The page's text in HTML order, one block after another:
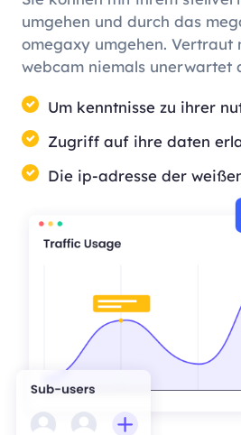
umgehen und durch das
omegaxy umgehen. Vertraut
webcam niemals unerwartet
Um kenntnisse zu ihrer
Zugriff auf ihre daten
Die ip-adresse der